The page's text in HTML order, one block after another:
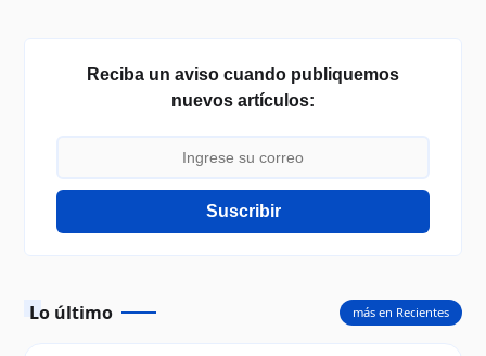
Reciba un aviso cuando publiquemos
nuevos artículos:
Suscribir
Lo último más en Recientes